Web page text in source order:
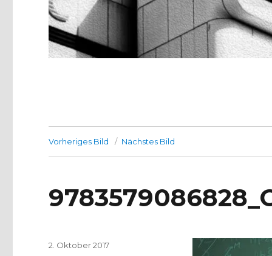
Vorheriges Bild Nächstes Bild
Veröffentlicht
2. Oktober 2017